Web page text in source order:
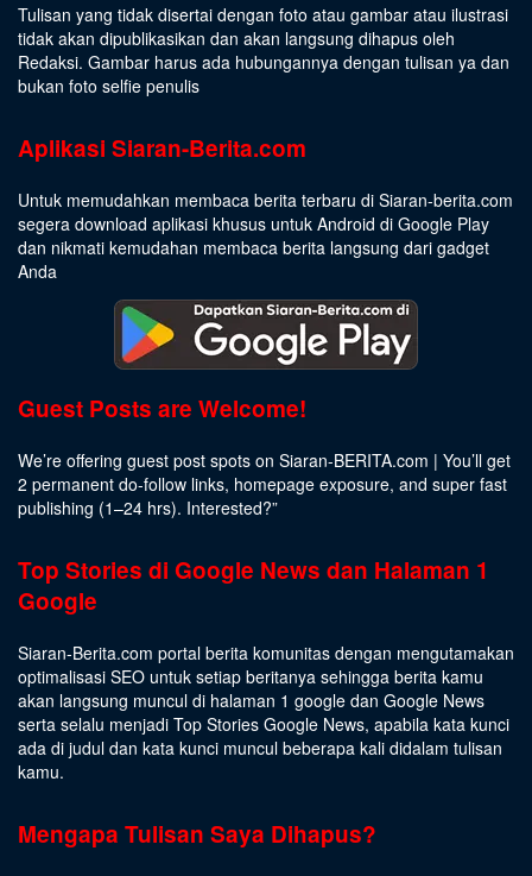
Tulisan yang tidak disertai dengan foto atau gambar atau ilustrasi
tidak akan dipublikasikan dan akan langsung dihapus oleh
Redaksi. Gambar harus ada hubungannya dengan tulisan ya dan
bukan foto selfie penulis
Aplikasi Siaran-Berita.com
Untuk memudahkan membaca berita terbaru di Siaran-berita.com
segera download aplikasi khusus untuk Android di Google Play
dan nikmati kemudahan membaca berita langsung dari gadget
Anda
Guest Posts are Welcome!
We’re offering guest post spots on Siaran-BERITA.com | You’ll get
2 permanent do-follow links, homepage exposure, and super fast
publishing (1–24 hrs). Interested?”
Top Stories di Google News dan Halaman 1
Google
Siaran-Berita.com portal berita komunitas dengan mengutamakan
optimalisasi SEO untuk setiap beritanya sehingga berita kamu
akan langsung muncul di halaman 1 google dan Google News
serta selalu menjadi Top Stories Google News, apabila kata kunci
ada di judul dan kata kunci muncul beberapa kali didalam tulisan
kamu.
Mengapa Tulisan Saya Dihapus?